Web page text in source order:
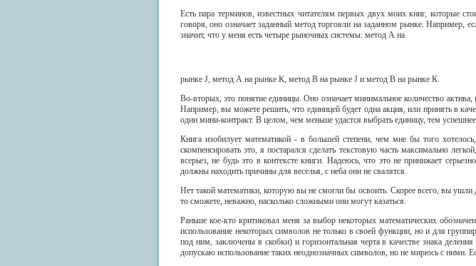
Есть пара терминов, известных читателям первых двух моих книг, которые
говоря, оно означает заданный метод торговли на заданном рынке. Например,
значит, что у меня есть четыре рыночных системы: метод А на
рынке J, метод А на рынке К, метод В на рынке J и метод В на рынке К.
Во-вторых, это понятие единицы. Оно означает минимальное количество
Например, вы можете решить, что единицей будет одна акция, или принять в
один мини-контракт. В целом, чем меньше удастся выбрать единицу, тем
Книга изобилует математикой - в большей степени, чем мне бы того
скомпенсировать это, я постарался сделать текстовую часть максимально
всерьез, не будь это в контексте книги. Надеюсь, что это не принижает
должны находить причины для веселья, с неба они не свалятся.
Нет такой математики, которую вы не смогли бы освоить. Скорее всего, вы
то сможете, неважно, насколько сложными они могут казаться.
Раньше кое-кто критиковал меня за выбор некоторых математических
использование некоторых символов не только в своей функции, но и для
под ним, заключены в скобки) и горизонтальная черта в качестве знака
допускаю использование таких неоднозначных символов, но не мирюсь с ними.